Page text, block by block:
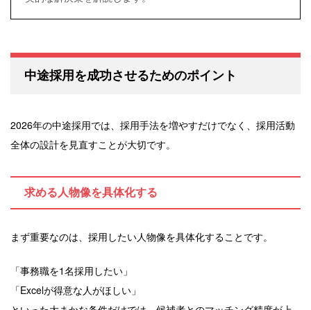
中途採用を成功させるためのポイント
2026年の中途採用では、採用手法を増やすだけでなく、採用活動
全体の設計を見直すことが大切です。
求める人物像を具体化する
まず重要なのは、採用したい人物像を具体化することです。
「事務職を1名採用したい」
「Excelが得意な人がほしい」